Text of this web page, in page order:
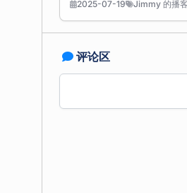
2025-07-19 Jimmy 的播客
评论区